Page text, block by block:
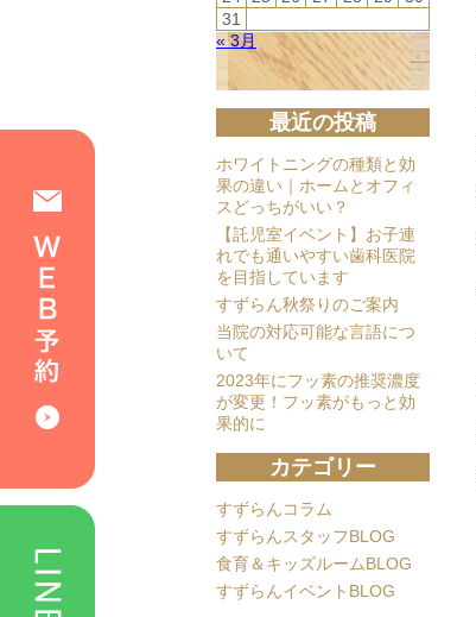
31
« 3月
最近の投稿
ホワイトニングの種類と効
果の違い｜ホームとオフィ
スどっちがいい？
【託児室イベント】お子連
れでも通いやすい歯科医院
を目指しています
すずらん秋祭りのご案内
当院の対応可能な言語につ
いて
2023年にフッ素の推奨濃度
が変更！フッ素がもっと効
果的に
カテゴリー
すずらんコラム
すずらんスタッフBLOG
食育＆キッズルームBLOG
すずらんイベントBLOG